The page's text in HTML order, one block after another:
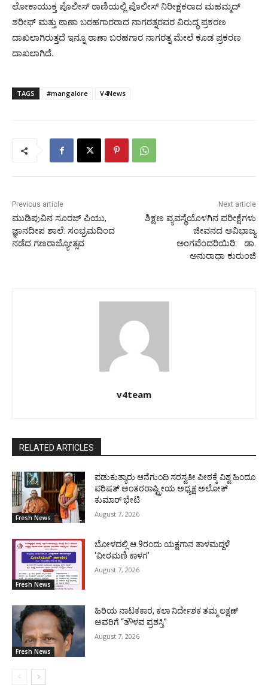
ಲೋಕಾಯುಕ್ತ ಪೊಲೀಸ್ ಠಾಣಿಯಲ್ಲಿ ಪೊಲೀಸ್ ನಿರೀಕ್ಷಕರಾದ ಮಹಮ್ಮದ್
ಶರೀಫ್ ಮತ್ತು ಠಾಣಾ ಬರಹಗಾರರಾದ ನಾಗರತ್ನರವರ ವಿರುದ್ಧ ಪ್ರಕರಣ
ದಾಖಲಾಗಿರುತ್ತದೆ ಇನ್ನೂ ಠಾಣಾ ಬರಹಗಾರ ನಾಗರತ್ನ ಮೇಲೆ ಕೂಡ ಪ್ರಕರಣ
ದಾಖಲಾಗಿದೆ.
TAGS #mangalore V4News
Previous article
ಮುಡಿಪುವಿನ ಸೂರಜ್ ಪಿಯು,
ಜ್ಞಾನದೀಪ ಶಾಲೆ: ಸಂಭ್ರಮದಿಂದ
ನಡೆದ ಗಣರಾಜ್ಯೋತ್ಸವ
Next article
ಶಿಕ್ಷಣ ವ್ಯವಸ್ಥೆಯೊಳಗಿನ ಪರೀಕ್ಷೆಗಳು
ಜೀವನದ ಅವಿಭಾಜ್ಯ
ಅಂಗವೆಂದರಿಯಿರಿ: ಡಾ.
ಅನುರಾಧಾ ಕುರುಂಜಿ
v4team
RELATED ARTICLES
Fresh News
ಪಡುಕುತ್ಯಾರು ಆನೆಗುಂದಿ ಸರಸ್ವತೀ ಪೀಠಕ್ಕೆ ವಿಶ್ವ ಹಿಂದೂ
ಪರಿಷತ್ ಅಂತರರಾಷ್ಟ್ರೀಯ ಅಧ್ಯಕ್ಷ ಅಲೋಕ್
ಕುಮಾರ್ ಭೇಟಿ
August 7, 2026
Fresh News
ಬೋಳದಲ್ಲಿ ಆ.9ರಂದು ಯಕ್ಷಗಾನ ತಾಳಮದ್ದಳೆ
‘ವೀರಮಣಿ ಕಾಳಗ’
August 7, 2026
Fresh News
ಹಿರಿಯ ನಾಟಕಕಾರ, ಕಲಾ ನಿರ್ದೇಶಕ ತಮ್ಮ ಲಕ್ಷಣ್
ಅವರಿಗೆ “ತೌಳವ ಪ್ರಶಸ್ತಿ”
August 7, 2026